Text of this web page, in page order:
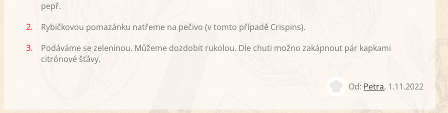
pepř.
2.
Rybičkovou pomazánku natřeme na pečivo (v tomto případě Crispins).
3.
Podáváme se zeleninou. Můžeme dozdobit rukolou. Dle chuti možno zakápnout pár kapkami
citrónové šťávy.
Od: Petra, 1.11.2022